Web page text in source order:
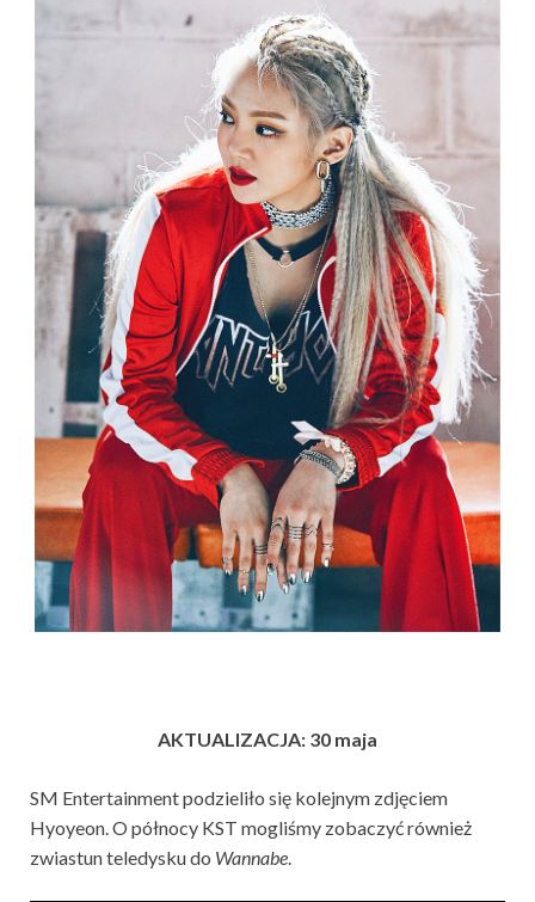
AKTUALIZACJA: 30 maja
SM Entertainment podzieliło się kolejnym zdjęciem
Hyoyeon. O północy KST mogliśmy zobaczyć również
zwiastun teledysku do Wannabe.